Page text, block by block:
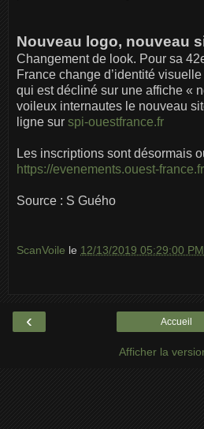
Nouveau logo, nouveau
Changement de look. Pour sa
France change d’identité
qui est décliné sur une affiche «
voileux internautes le nouveau
ligne sur spi-ouestfrance.fr
Les inscriptions sont désormais
https://evenements.ouest-
Source : S Guého
ScanVoile le 12/13/2019 05:29:00 PM
‹ Accueil
Afficher la